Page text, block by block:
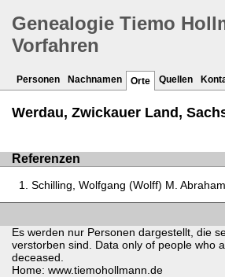
Genealogie Tiemo
Vorfahren
Personen Nachnamen Orte Quellen
Werdau, Zwickauer Land,
Referenzen
Schilling, Wolfgang (Wolff) M. Abraham
Es werden nur Personen dargestellt, die
verstorben sind. Data only of people who
deceased.
Home: www.tiemohollmann.de